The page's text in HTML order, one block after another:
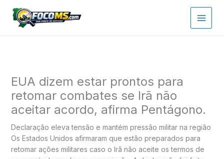
para
EUA dizem estar prontos para
retomar combates se Irã não
aceitar acordo, afirma Pentágono.
Declaração eleva tensão e mantém pressão militar na região
Os Estados Unidos afirmaram que estão preparados para
retomar ações militares caso o Irã não aceite os termos de